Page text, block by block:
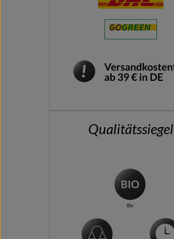
Qualitätssiegel